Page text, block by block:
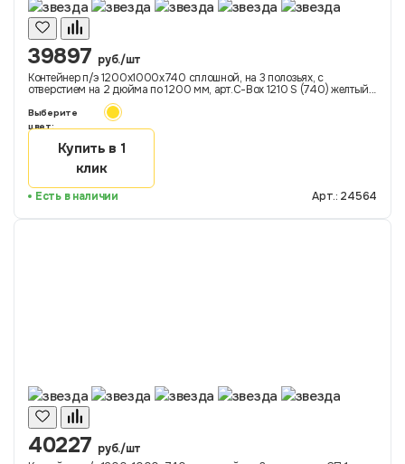
39897 руб./шт
Контейнер п/э 1200х1000х740 сплошной, на 3 полозьях, с
отверстием на 2 дюйма по 1200 мм, арт.C-Box 1210 S (740) желтый
ДП-ОС, код: 24564
Выберите
цвет:
Купить в 1
клик
Есть в наличии Арт.: 24564
40227 руб./шт